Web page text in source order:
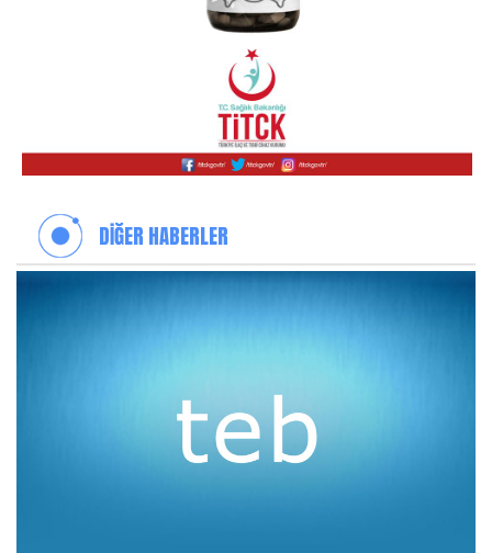
DİĞER HABERLER